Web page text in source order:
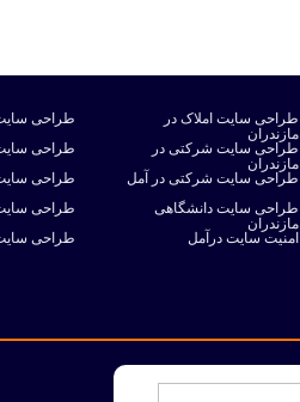
طراحی سایت املاک در
مازندران
طراحی سایت شرکتی در
مازندران
طراحی سایت شرکتی در آمل
طراحی سایت دانشگاهی
مازندران
امنیت سایت درآمل
طراحی
طراحی
طراحی
طراحی
طراحی